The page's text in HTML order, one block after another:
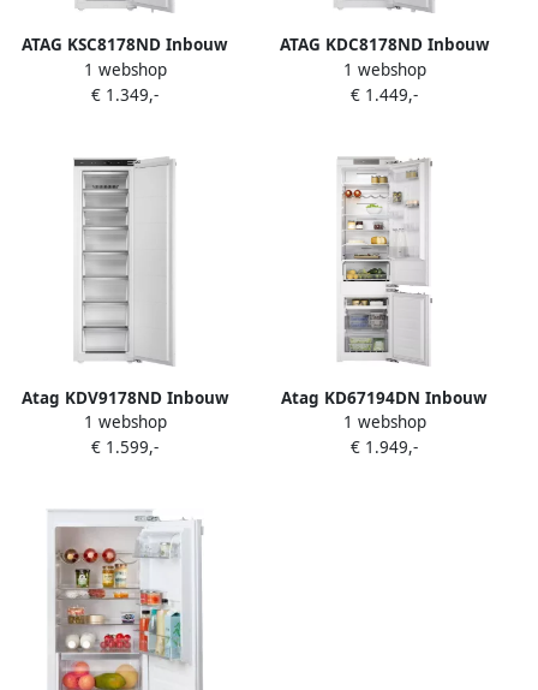
ATAG KSC8178ND Inbouw
Koel-vriescombinatie
1 webshop
€ 1.349,-
ATAG KDC8178ND Inbouw
Koel-vriescombinatie
1 webshop
€ 1.449,-
Atag KDV9178ND Inbouw
koel-vriescombinatie
1 webshop
€ 1.599,-
Atag KD67194DN Inbouw
koel-vriescombinatie
1 webshop
€ 1.949,-